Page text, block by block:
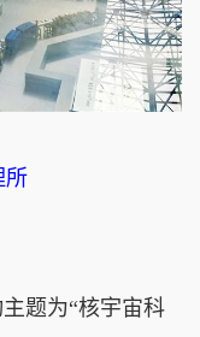
所
题为“核宇宙科